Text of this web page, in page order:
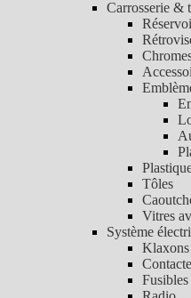
Carrosserie &
Tôles
Vitres
Système
Klaxons
Fusibles